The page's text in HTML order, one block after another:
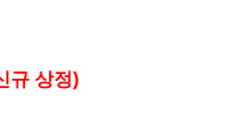
규 상정)